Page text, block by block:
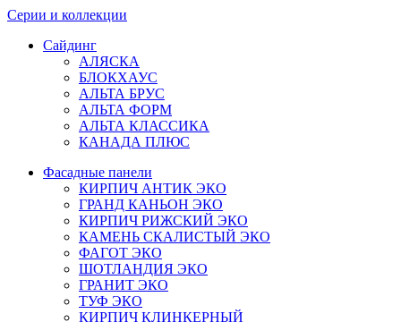
Серии и коллекции
Сайдинг
АЛЯСКА
БЛОКХАУС
АЛЬТА БРУС
АЛЬТА ФОРМ
АЛЬТА КЛАССИКА
КАНАДА ПЛЮС
Фасадные панели
КИРПИЧ АНТИК ЭКО
ГРАНД КАНЬОН ЭКО
КИРПИЧ РИЖСКИЙ ЭКО
КАМЕНЬ СКАЛИСТЫЙ ЭКО
ФАГОТ ЭКО
ШОТЛАНДИЯ ЭКО
ГРАНИТ ЭКО
ТУФ ЭКО
КИРПИЧ КЛИНКЕРНЫЙ